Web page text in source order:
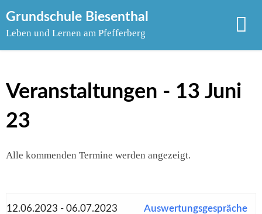
to
Grundschule Biesenthal
Leben und Lernen am Pfefferberg
Veranstaltungen - 13 Juni
23
Alle kommenden Termine werden angezeigt.
12.06.2023 - 06.07.2023 Auswertungsgespräche